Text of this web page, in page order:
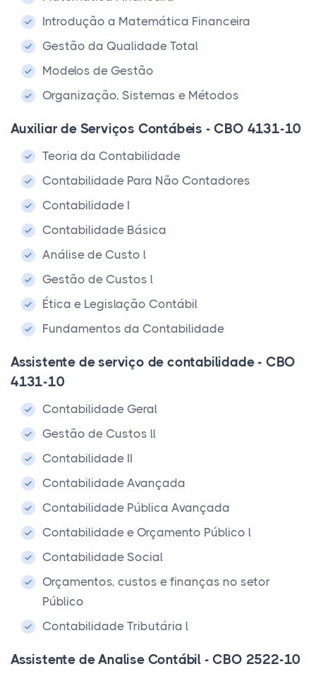
Introdução a Matemática Financeira
Gestão da Qualidade Total
Modelos de Gestão
Organização, Sistemas e Métodos
Auxiliar de Serviços Contábeis - CBO 4131-10
Teoria da Contabilidade
Contabilidade Para Não Contadores
Contabilidade I
Contabilidade Básica
Análise de Custo l
Gestão de Custos l
Ética e Legislação Contábil
Fundamentos da Contabilidade
Assistente de serviço de contabilidade - CBO
4131-10
Contabilidade Geral
Gestão de Custos ll
Contabilidade II
Contabilidade Avançada
Contabilidade Pública Avançada
Contabilidade e Orçamento Público l
Contabilidade Social
Orçamentos, custos e finanças no setor
Público
Contabilidade Tributária l
Assistente de Analise Contábil - CBO 2522-10